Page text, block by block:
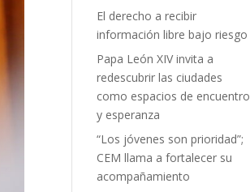
El derecho a recibir
información libre bajo riesgo
Papa León XIV invita a
redescubrir las ciudades
como espacios de encuentro
y esperanza
“Los jóvenes son prioridad”;
CEM llama a fortalecer su
acompañamiento